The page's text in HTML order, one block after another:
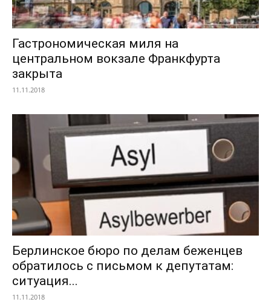
Гастрономическая миля на
центральном вокзале Франкфурта
закрыта
11.11.2018
Берлинское бюро по делам беженцев
обратилось с письмом к депутатам:
ситуация...
11.11.2018